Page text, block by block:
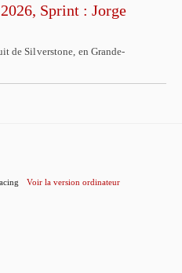
Sprint : Jorge
de Silverstone, en Grande-
Voir la version ordinateur